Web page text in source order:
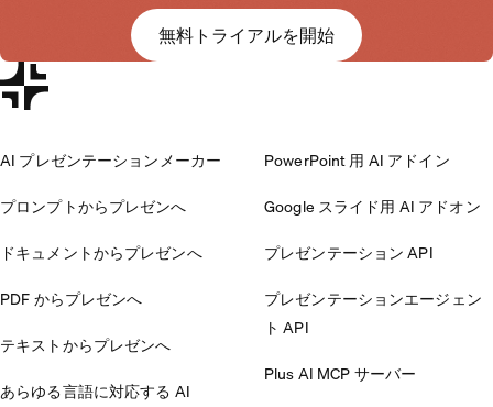
無料トライアルを開始
AI プレゼンテーションメーカー
プロンプトからプレゼンへ
ドキュメントからプレゼンへ
PDF からプレゼンへ
テキストからプレゼンへ
あらゆる言語に対応する AI
PowerPoint 用 AI アドイン
Google スライド用 AI アドオン
プレゼンテーション API
プレゼンテーションエージェン
ト API
Plus AI MCP サーバー